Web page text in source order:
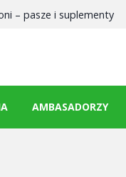
– pasze i suplementy
AMBASADORZY